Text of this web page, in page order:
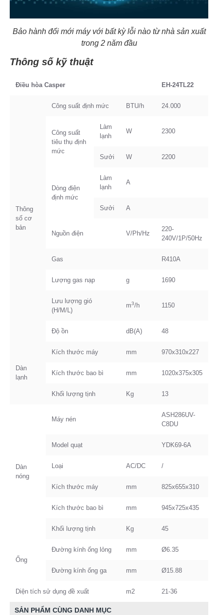
Bảo hành đổi mới máy với bất kỳ lỗi nào từ nhà sản xuất
trong 2 năm đầu
Thông số kỹ thuật
Điều hòa Casper EH-24TL22
Thông
số cơ
bản
Công suất định mức BTU/h 24.000
Công suất
tiêu thụ định
mức
Làm
lạnh
W 2300
Sưởi W 2200
Dòng điện
định mức
Làm
lạnh
A
Sưởi A
Nguồn điện V/Ph/Hz
220-
240V/1P/50Hz
Gas R410A
Lượng gas nạp g 1690
Lưu lượng gió
(H/M/L)
m3/h 1150
Độ ồn dB(A) 48
Dàn
lạnh
Kích thước máy mm 970x310x227
Kích thước bao bì mm 1020x375x305
Khối lượng tịnh Kg 13
Dàn
nóng
Máy nén
ASH286UV-
C8DU
Model quạt YDK69-6A
Loại AC/DC /
Kích thước máy mm 825x655x310
Kích thước bao bì mm 945x725x435
Khối lượng tịnh Kg 45
Ống
Đường kính ống lỏng mm Ø6.35
Đường kính ống ga mm Ø15.88
Diện tích sử dụng đề xuất m2 21-36
SẢN PHẨM CÙNG DANH MỤC